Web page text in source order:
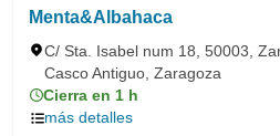
Menta&Albahaca
C/ Sta. Isabel num 18, 50003,
Casco Antiguo, Zaragoza
Cierra en 1 h
más detalles